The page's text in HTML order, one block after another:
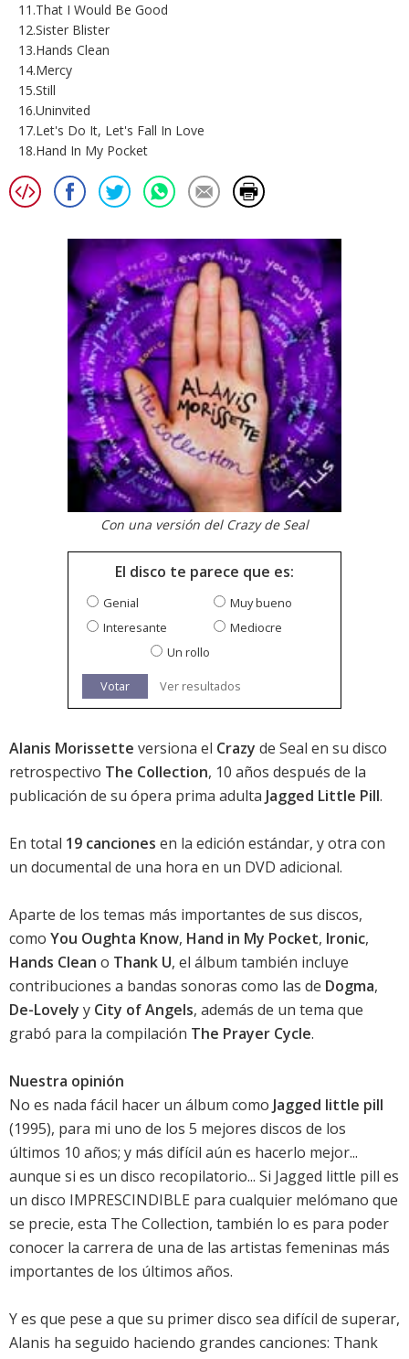
11.That I Would Be Good
12.Sister Blister
13.Hands Clean
14.Mercy
15.Still
16.Uninvited
17.Let's Do It, Let's Fall In Love
18.Hand In My Pocket
Con una versión del Crazy de Seal
El disco te parece que es:
Genial
Muy bueno
Interesante
Mediocre
Un rollo
Votar Ver resultados
Alanis Morissette versiona el Crazy de Seal en su disco
retrospectivo The Collection, 10 años después de la
publicación de su ópera prima adulta Jagged Little Pill.
En total 19 canciones en la edición estándar, y otra con
un documental de una hora en un DVD adicional.
Aparte de los temas más importantes de sus discos,
como You Oughta Know, Hand in My Pocket, Ironic,
Hands Clean o Thank U, el álbum también incluye
contribuciones a bandas sonoras como las de Dogma,
De-Lovely y City of Angels, además de un tema que
grabó para la compilación The Prayer Cycle.
Nuestra opinión
No es nada fácil hacer un álbum como Jagged little pill
(1995), para mi uno de los 5 mejores discos de los
últimos 10 años; y más difícil aún es hacerlo mejor...
aunque si es un disco recopilatorio... Si Jagged little pill es
un disco IMPRESCINDIBLE para cualquier melómano que
se precie, esta The Collection, también lo es para poder
conocer la carrera de una de las artistas femeninas más
importantes de los últimos años.
Y es que pese a que su primer disco sea difícil de superar,
Alanis ha seguido haciendo grandes canciones: Thank